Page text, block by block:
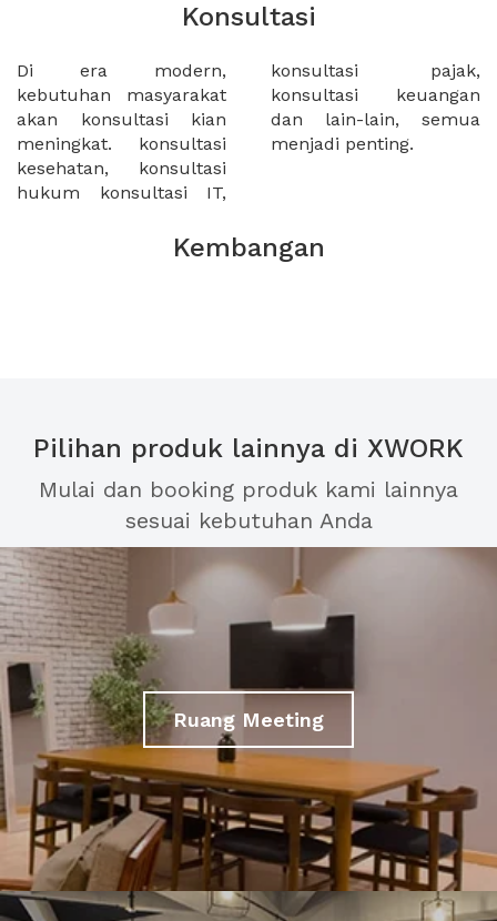
Konsultasi
Di era modern,
kebutuhan masyarakat
akan konsultasi kian
meningkat. konsultasi
kesehatan, konsultasi
hukum konsultasi IT,
konsultasi pajak,
konsultasi keuangan
dan lain-lain, semua
menjadi penting.
Kembangan
Pilihan produk lainnya di XWORK
Mulai dan booking produk kami lainnya
sesuai kebutuhan Anda
Ruang Meeting